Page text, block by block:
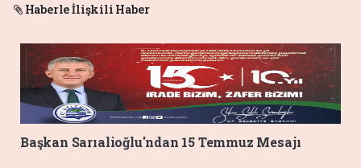
Haberle İlişkili Haber
Başkan Sarıalioğlu'ndan 15 Temmuz Mesajı